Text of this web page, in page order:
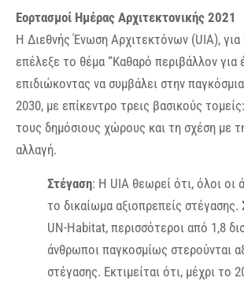
Εορτασμοί Ημέρας Αρχιτεκτονικής 2021
Η Διεθνής Ένωση Αρχιτεκτόνων (UIA),
επέλεξε το θέμα “Καθαρό περιβάλλον για
επιδιώκοντας να συμβάλει στην
2030, με επίκεντρο τρεις βασικούς
τους δημόσιους χώρους και τη σχέση με
αλλαγή.
Στέγαση: Η UIA θεωρεί ότι, όλοι οι
το δικαίωμα αξιοπρεπείς
UN-Habitat, περισσότεροι από 1,8
άνθρωποι παγκοσμίως στερούνται
στέγασης. Εκτιμείται ότι, μέχρι το